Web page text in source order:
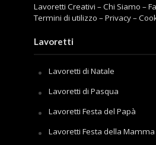
Lavoretti Creativi –Chi Siamo –
Termini di utilizzo –Privacy–
Lavoretti
Lavoretti di Natale
Lavoretti di Pasqua
Lavoretti Festa del Papà
Lavoretti Festa della Mamma